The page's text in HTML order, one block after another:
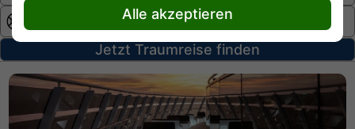
Jetzt Traumreise finden
Alle akzeptieren